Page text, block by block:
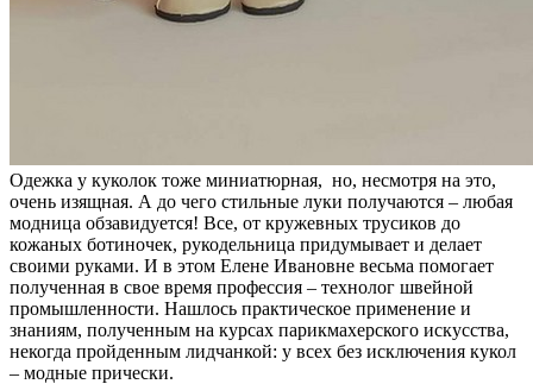
Одежка у куколок тоже миниатюрная, но, несмотря на это,
очень изящная. А до чего стильные луки получаются – любая
модница обзавидуется! Все, от кружевных трусиков до
кожаных ботиночек, рукодельница придумывает и делает
своими руками. И в этом Елене Ивановне весьма помогает
полученная в свое время профессия – технолог швейной
промышленности. Нашлось практическое применение и
знаниям, полученным на курсах парикмахерского искусства,
некогда пройденным лидчанкой: у всех без исключения кукол
– модные прически.